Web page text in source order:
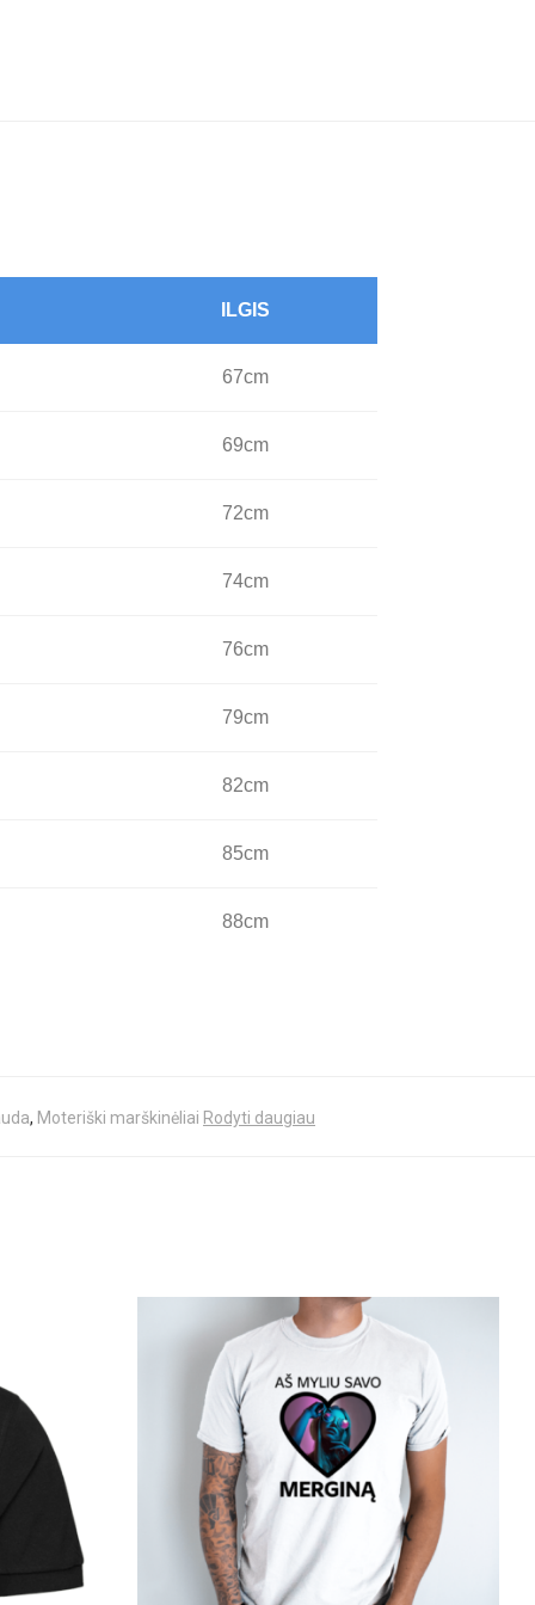
ILGIS
67cm
69cm
72cm
74cm
76cm
79cm
82cm
85cm
88cm
, Moteriški marškinėliai Rodyti daugiau